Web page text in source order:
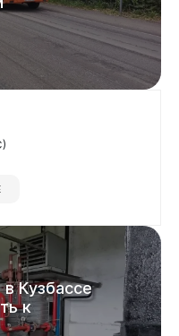
вКузбассе
к